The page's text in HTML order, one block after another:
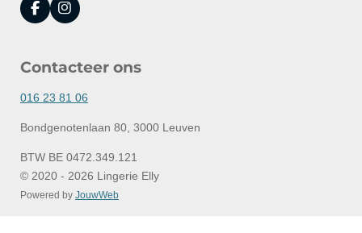
F
a
b
o
k
I
n
a
r
a
Contacteer ons
016 23 81 06
Bondgenotenlaan 80, 3000 Leuven
BTW BE 0472.349.121
© 2020 - 2026 Lingerie Elly
Powered by JouwWeb